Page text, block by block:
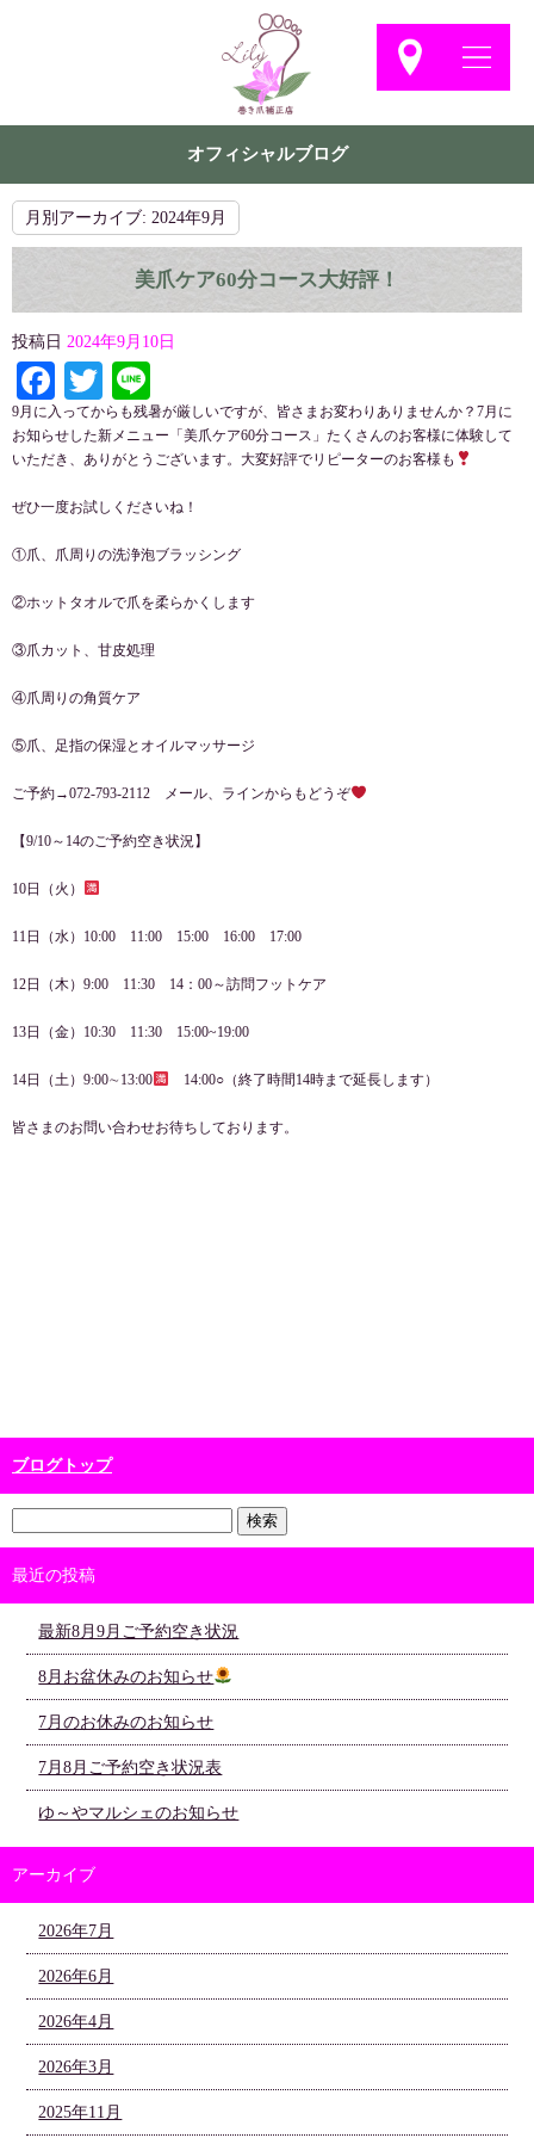
オフィシャルブログ
月別アーカイブ: 2024年9月
美爪ケア60分コース大好評！
投稿日 2024年9月10日
Facebook
Twitter
9月に入ってからも残暑が厳しいですが、皆さまお変わりありませんか？7月に
お知らせした新メニュー「美爪ケア60分コース」たくさんのお客様に体験して
いただき、ありがとうございます。大変好評でリピーターのお客様も
ぜひ一度お試しくださいね！
①爪、爪周りの洗浄泡ブラッシング
②ホットタオルで爪を柔らかくします
③爪カット、甘皮処理
④爪周りの角質ケア
⑤爪、足指の保湿とオイルマッサージ
ご予約→072-793-2112 メール、ラインからもどうぞ
【9/10～14のご予約空き状況】
10日（火）
11日（水）10:00 11:00 15:00 16:00 17:00
12日（木）9:00 11:30 14：00～訪問フットケア
13日（金）10:30 11:30 15:00~19:00
14日（土）9:00∼13:00 14:00○（終了時間14時まで延長します）
皆さまのお問い合わせお待ちしております。
ブログトップ
最近の投稿
最新8月9月ご予約空き状況
8月お盆休みのお知らせ
7月のお休みのお知らせ
7月8月ご予約空き状況表
ゆ～やマルシェのお知らせ
アーカイブ
2026年7月
2026年6月
2026年4月
2026年3月
2025年11月